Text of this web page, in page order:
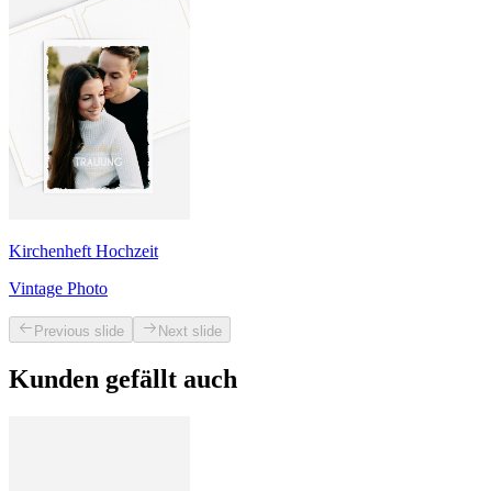
Kirchenheft Hochzeit
Vintage Photo
Previous slide Next slide
Kunden gefällt auch